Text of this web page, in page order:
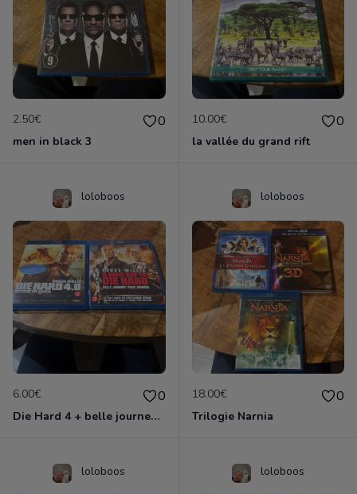
2.50€ 0
men in black 3
10.00€ 0
la vallée du grand rift
loloboos
6.00€ 0
Die Hard 4 + belle journee pour mourir
loloboos
18.00€ 0
Trilogie Narnia
loloboos loloboos